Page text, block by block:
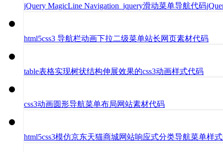
jQuery MagicLine Navigation_jquery滑动菜单导航代码
html5css3 导航栏动画下拉二级菜单站长网页素材代码
table表格实现树状结构伸展效果的css3动画样式代码
css3动画圆形导航菜单布局网站素材代码
html5css3模仿京东天猫商城网站响应式分类导航菜单样